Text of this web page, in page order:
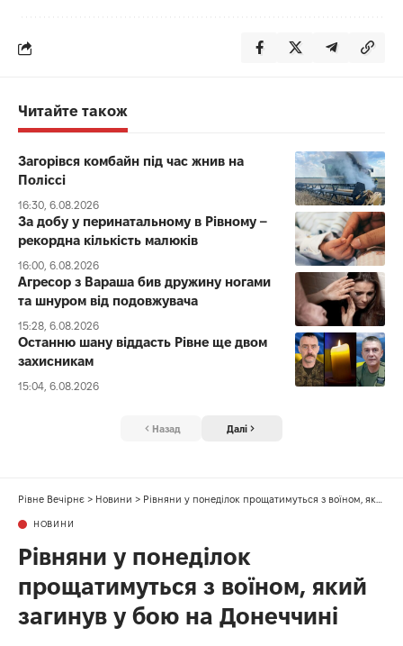
Читайте також
Загорівся комбайн під час жнив на
Поліссі
16:30, 6.08.2026
За добу у перинатальному в Рівному –
рекордна кількість малюків
16:00, 6.08.2026
Агресор з Вараша бив дружину ногами
та шнуром від подовжувача
15:28, 6.08.2026
Останню шану віддасть Рівне ще двом
захисникам
15:04, 6.08.2026
Назад Далі
Рівне Вечірнє > Новини > Рівняни у понеділок прощатимуться з воїном, який загинув у бою на Донеччині
НОВИНИ
Рівняни у понеділок
прощатимуться з воїном, який
загинув у бою на Донеччині